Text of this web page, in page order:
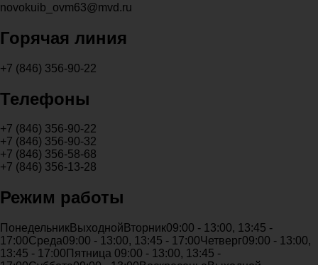
novokuib_ovm63@mvd.ru
Горячая линия
+7 (846) 356-90-22
Телефоны
+7 (846) 356-90-22
+7 (846) 356-90-32
+7 (846) 356-58-68
+7 (846) 356-13-28
Режим работы
ПонедельникВыходной Вторник09:00 - 13:00, 13:45 -
17:00Среда09:00 - 13:00, 13:45 - 17:00Четверг09:00 - 13:00,
13:45 - 17:00 Пятница 09:00 - 13:00, 13:45 -